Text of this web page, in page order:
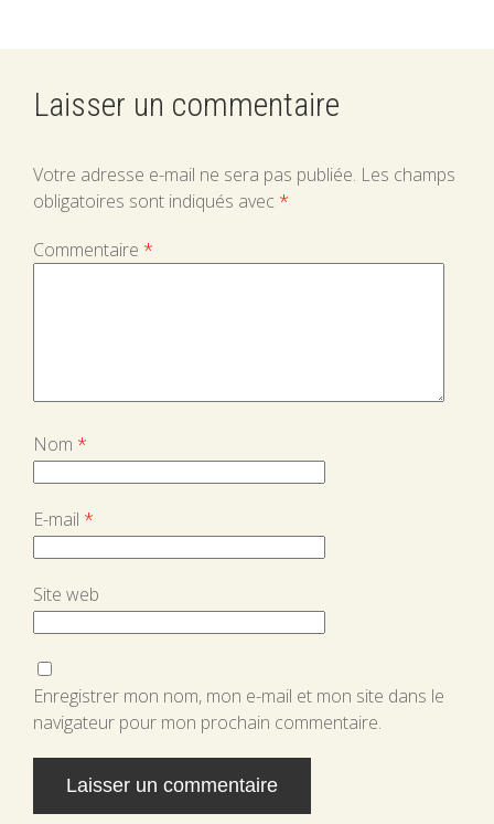
Laisser un commentaire
Votre adresse e-mail ne sera pas publiée. Les champs
obligatoires sont indiqués avec *
Commentaire *
Nom *
E-mail *
Site web
Enregistrer mon nom, mon e-mail et mon site dans le
navigateur pour mon prochain commentaire.